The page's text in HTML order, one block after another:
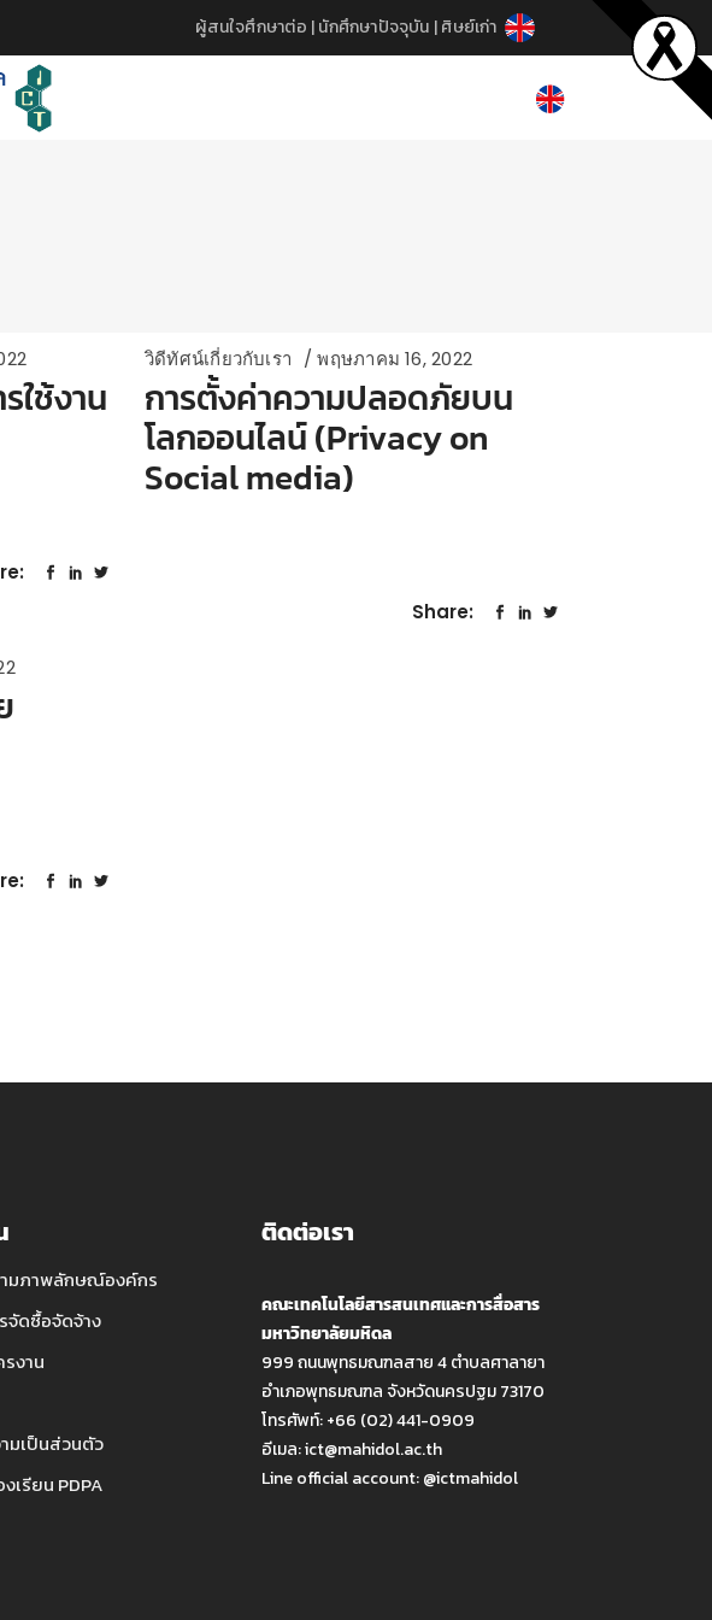
ผู้สนใจศึกษาต่อ |นักศึกษาปัจจุบัน |ศิษย์เก่า
ใช้งาน
วิดีทัศน์เกี่ยวกับเรา พฤษภาคม 16, 2022
การตั้งค่าความปลอดภัยบน
โลกออนไลน์ (Privacy on
Social media)
Share:
มภาพลักษณ์องค์กร
จัดซื้อจัดจ้าง
งาน
มเป็นส่วนตัว
เรียน PDPA
ติดต่อเรา
คณะเทคโนโลยีสารสนเทศและการสื่อสาร
มหาวิทยาลัยมหิดล
999 ถนนพุทธมณฑลสาย 4 ตำบลศาลายา
อำเภอพุทธมณฑล จังหวัดนครปฐม 73170
โทรศัพท์: +66 (02) 441-0909
อีเมล:ict@mahidol.ac.th
Line official account:@ictmahidol